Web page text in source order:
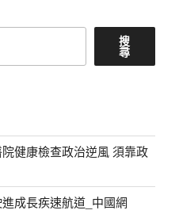
搜
尋
健康檢查政治逆風 須靠政
成長疾速航道_中國網